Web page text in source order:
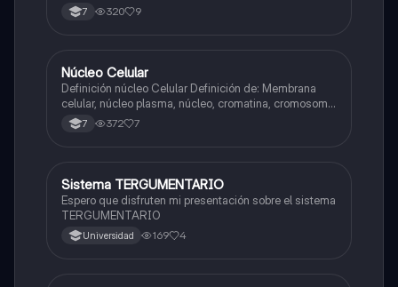
7 320 9
Biologia
Núcleo Celular
Definición núcleo Celular Definición de: Membrana
celular, núcleo plasma, núcleo, cromatina, cromosoma
Interfase Fases de la interfase
7 372 7
Biologia
Sistema TERGUMENTARIO
Espero que disfruten mi presentación sobre el sistema
TERGUMENTARIO
Universidad 169 4